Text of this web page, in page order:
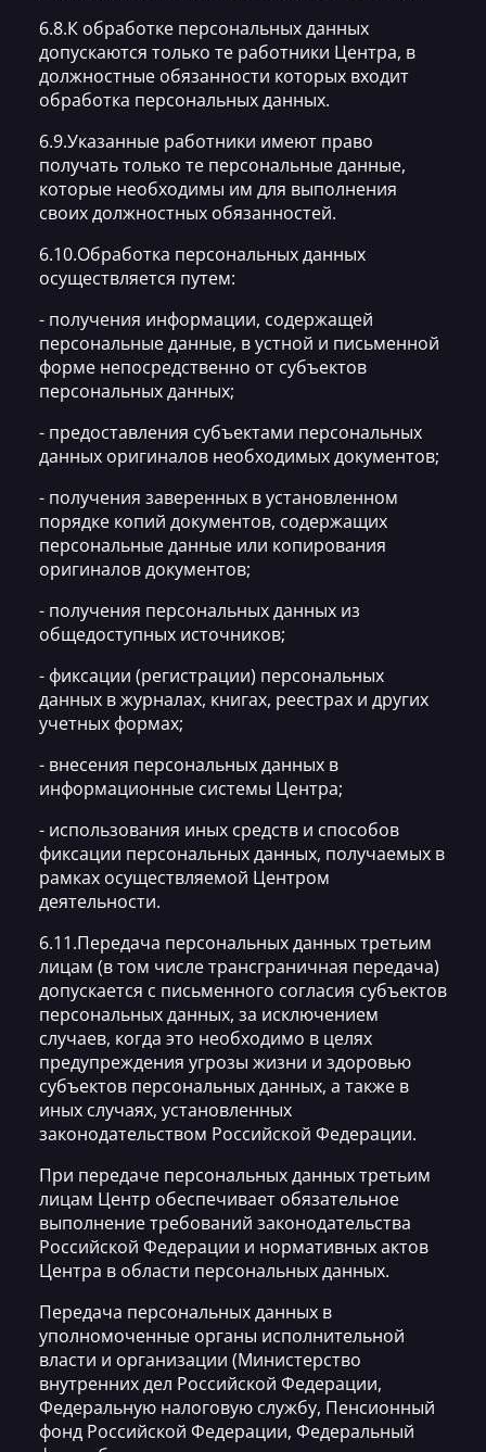
6.8.К обработке персональных данных
допускаются только те работники Центра, в
должностные обязанности которых входит
обработка персональных данных.
6.9.Указанные работники имеют право
получать только те персональные данные,
которые необходимы им для выполнения
своих должностных обязанностей.
6.10.Обработка персональных данных
осуществляется путем:
- получения информации, содержащей
персональные данные, в устной и письменной
форме непосредственно от субъектов
персональных данных;
- предоставления субъектами персональных
данных оригиналов необходимых документов;
- получения заверенных в установленном
порядке копий документов, содержащих
персональные данные или копирования
оригиналов документов;
- получения персональных данных из
общедоступных источников;
- фиксации (регистрации) персональных
данных в журналах, книгах, реестрах и других
учетных формах;
- внесения персональных данных в
информационные системы Центра;
- использования иных средств и способов
фиксации персональных данных, получаемых в
рамках осуществляемой Центром
деятельности.
6.11.Передача персональных данных третьим
лицам (в том числе трансграничная передача)
допускается с письменного согласия субъектов
персональных данных, за исключением
случаев, когда это необходимо в целях
предупреждения угрозы жизни и здоровью
субъектов персональных данных, а также в
иных случаях, установленных
законодательством Российской Федерации.
При передаче персональных данных третьим
лицам Центр обеспечивает обязательное
выполнение требований законодательства
Российской Федерации и нормативных актов
Центра в области персональных данных.
Передача персональных данных в
уполномоченные органы исполнительной
власти и организации (Министерство
внутренних дел Российской Федерации,
Федеральную налоговую службу, Пенсионный
фонд Российской Федерации, Федеральный